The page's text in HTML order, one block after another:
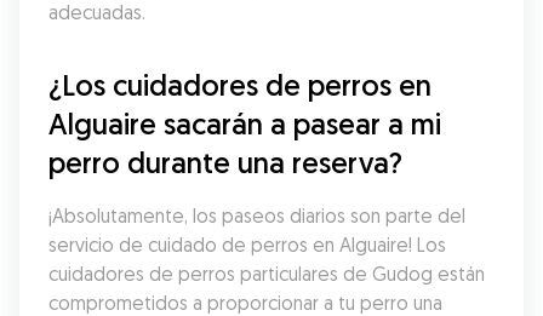
adecuadas.
¿Los cuidadores de perros en
Alguaire sacarán a pasear a mi
perro durante una reserva?
¡Absolutamente, los paseos diarios son parte del
servicio de cuidado de perros en Alguaire! Los
cuidadores de perros particulares de Gudog están
comprometidos a proporcionar a tu perro una